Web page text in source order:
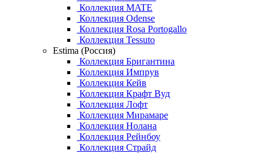
Коллекция MATE
Коллекция Odense
Коллекция Rosa Portogallo
Коллекция Tessuto
Estima (Россия)
Коллекция Бригантина
Коллекция Импрув
Коллекция Кейв
Коллекция Крафт Вуд
Коллекция Лофт
Коллекция Мирамаре
Коллекция Нолана
Коллекция Рейнбоу
Коллекция Страйд